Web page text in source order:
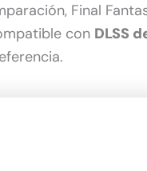
Final
con DLSS